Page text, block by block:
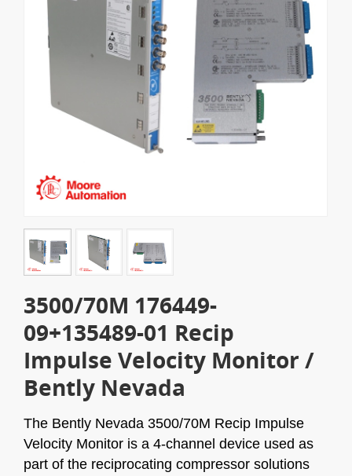
3500/70M 176449-
09+135489-01 Recip
Impulse Velocity Monitor /
Bently Nevada
The Bently Nevada 3500/70M Recip Impulse
Velocity Monitor is a 4-channel device used as
part of the reciprocating compressor solutions